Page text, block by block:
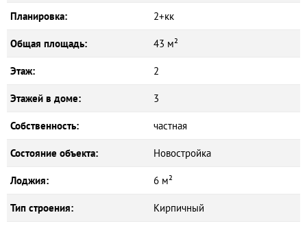
Планировка: 2+кк
Общая площадь: 43 м²
Этаж: 2
Этажей в доме: 3
Собственность: частная
Состояние объекта: Новостройка
Лоджия: 6 м²
Тип строения: Кирпичный